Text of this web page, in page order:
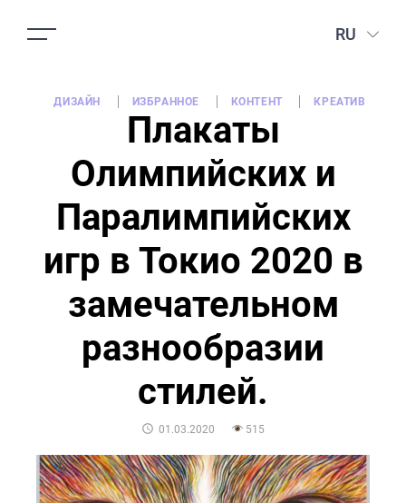
RU
ДИЗАЙН ИЗБРАННОЕ КОНТЕНТ КРЕАТИВ
Плакаты
Олимпийских и
Паралимпийских
игр в Токио 2020 в
замечательном
разнообразии
стилей.
POSTED
01.03.2020 515